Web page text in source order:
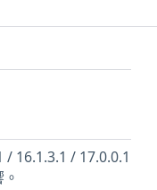
16.1.3.1 / 17.0.0.1